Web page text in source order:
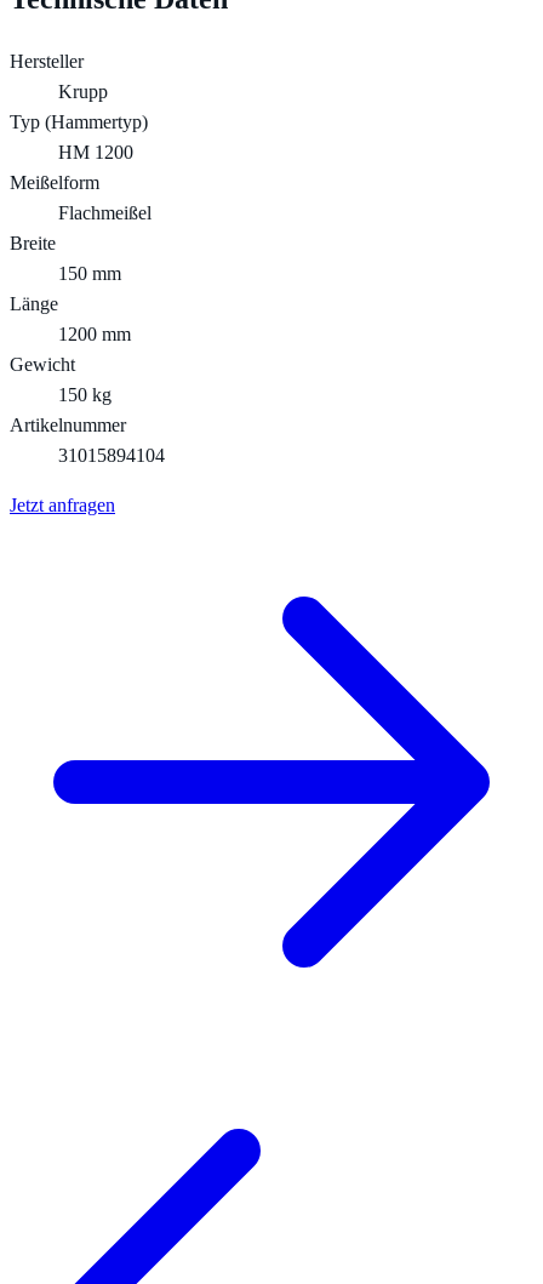
Hersteller
Krupp
Typ (Hammertyp)
HM 1200
Meißelform
Flachmeißel
Breite
150 mm
Länge
1200 mm
Gewicht
150 kg
Artikelnummer
31015894104
Jetzt anfragen